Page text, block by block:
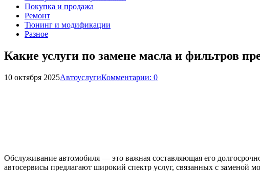
Покупка и продажа
Ремонт
Тюнинг и модификации
Разное
Какие услуги по замене масла и фильтров
10 октября 2025АвтоуслугиКомментарии: 0
Обслуживание автомобиля — это важная составляющая его
автосервисы предлагают широкий спектр услуг, связанных с заменой